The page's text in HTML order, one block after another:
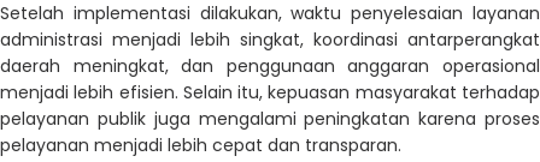
Setelah implementasi dilakukan, waktu penyelesaian layanan
administrasi menjadi lebih singkat, koordinasi antarperangkat
daerah meningkat, dan penggunaan anggaran operasional
menjadi lebih efisien. Selain itu, kepuasan masyarakat terhadap
pelayanan publik juga mengalami peningkatan karena proses
pelayanan menjadi lebih cepat dan transparan.